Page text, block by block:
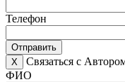
Телефон
Отправить
X
Связаться с
ФИО